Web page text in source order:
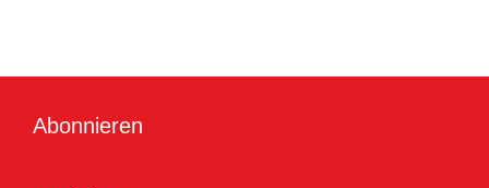
Abonnieren